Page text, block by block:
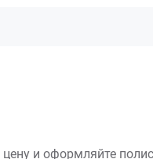
и оформляйте